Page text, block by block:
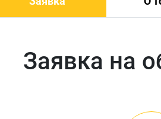
Заявка на